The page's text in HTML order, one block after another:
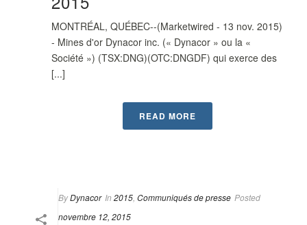
MONTRÉAL, QUÉBEC--(Marketwired - 13 nov. 2015)
- Mines d'or Dynacor inc. (« Dynacor » ou la «
Société ») (TSX:DNG)(OTC:DNGDF) qui exerce des
[...]
READ MORE
ByDynacor In 2015 Communiqués de presse Posted
novembre 12, 2015